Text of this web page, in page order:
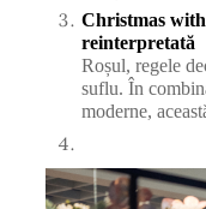
Christmas
reinterpretată
Roșul, regele
suflu. În
moderne,